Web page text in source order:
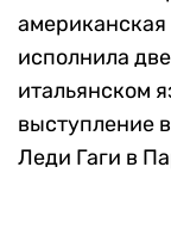
исполнила
итальянском
выступление
Леди Гаги в